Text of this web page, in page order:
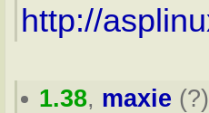
http://
1.38, maxie (?